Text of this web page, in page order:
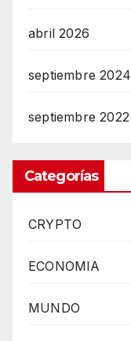
abril 2026
septiembre 2024
septiembre 2022
Categorías
CRYPTO
ECONOMIA
MUNDO